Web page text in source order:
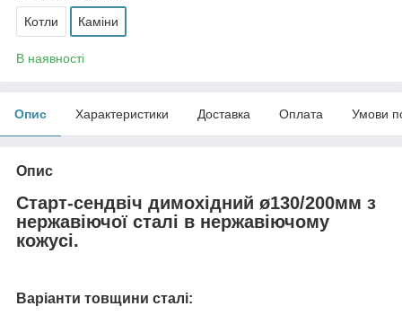
Котли Каміни
В наявності
Опис Характеристики Доставка Оплата Умови
Опис
Старт-сендвіч димохідний ø130/200мм з
нержавіючої сталі в нержавіючому
кожусі.
Варіанти товщини сталі: